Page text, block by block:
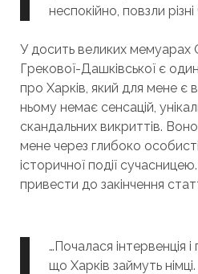
неспокійно, повзли різні
У досить великих мемуарах
Грекової-Дашківської є
про Харків, який для мене є
ньому немає сенсацій,
скандальних викриттів.
мене через глибоко
історичної події
привести до закінчення
…Почалася інтервенція
що Харків займуть